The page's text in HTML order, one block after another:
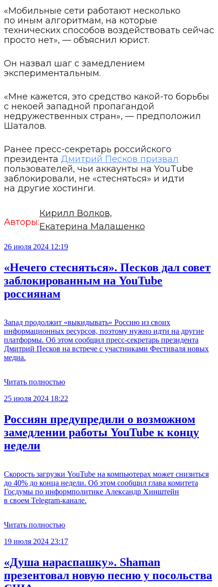
«Мобильные сети работают несколько
по иным алгоритмам, на которые
технических способов воздействовать сейчас
просто нет», — объяснил юрист.
Он назвал шаг с замедлением
экспериментальным.
«Мне кажется, это средство какой-то борьбы
с некоей западной пропагандой
недружественных стран», — предположил
Шаталов.
Ранее пресс-секретарь российского
президента Дмитрий Песков призвал
пользователей, чьи аккаунты на YouTube
заблокировали, не «стесняться» и идти
на другие хостинги.
Авторы:
Кирилл Волков,
Екатерина Малашенко
26 июля 2024 12:19
«Нечего стесняться». Песков дал совет
заблокированным на YouTube
россиянам
Запад продолжит «выкидывать» Россию из своих
информационных ресурсов, поэтому нужно идти на другие
платформы. Об этом сообщил пресс-секретарь президента
Дмитрий Песков на встрече с участниками Фестиваля новых
медиа.
Читать полностью
25 июля 2024 18:22
Россиян предупредили о возможном
замедлении работы YouTube к концу
недели
Скорость загрузки YouTube на компьютерах может снизиться
до 40% до конца недели. Об этом сообщил глава комитета
Госдумы по информполитике Александр Хинштейн
в своем Telegram-канале.
Читать полностью
19 июля 2024 23:17
«Душа нараспашку». Shaman
презентовал новую песню у посольства